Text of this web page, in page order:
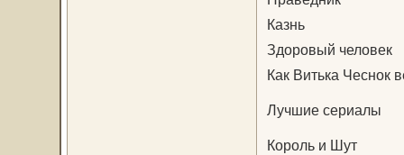
Казнь
Здоровый человек
Как Витька Чеснок
Лучшие сериалы
Король и Шут